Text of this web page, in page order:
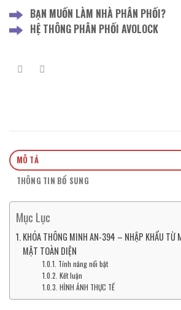
BẠN MUỐN LÀM NHÀ PHÂN PHỐI?
HỆ THÔNG PHÂN PHỐI AVOLOCK
MÔ TẢ
THÔNG TIN BỔ SUNG
Mục Lục
KHÓA THÔNG MINH AN-394 – NHẬP KHẨU TỪ
MẬT TOÀN DIỆN
Tính năng nổi bật
Kết luận
HÌNH ẢNH THỰC TẾ